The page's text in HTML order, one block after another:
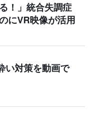
！」統合失調症
にVR映像が活用
い対策を動画で